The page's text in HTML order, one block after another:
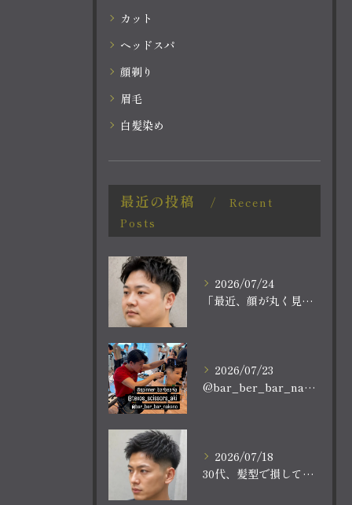
カット
ヘッドスパ
顔剃り
眉毛
白髪染め
最近の投稿
Recent
Posts
2026/07/24
「最近、顔が丸く見える。
2026/07/23
@bar_ber_bar_nakano
2026/07/18
30代、髪型で損していませんか？